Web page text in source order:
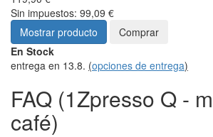
Espresso tónico: un refrescante éxito
todos los artículos
Introducción 1Zpresso 1Zpresso Q -